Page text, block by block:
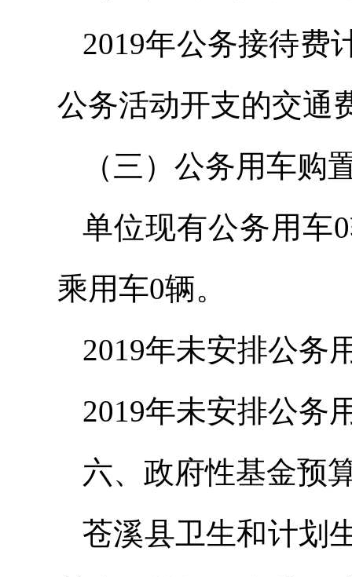
2019年公务接待费
公务活动开支的交通
（三）公务用车购
单位现有公务用车
乘用车0辆。
2019年未安排公务
2019年未安排公务
六、政府性基金预
苍溪县卫生和计划